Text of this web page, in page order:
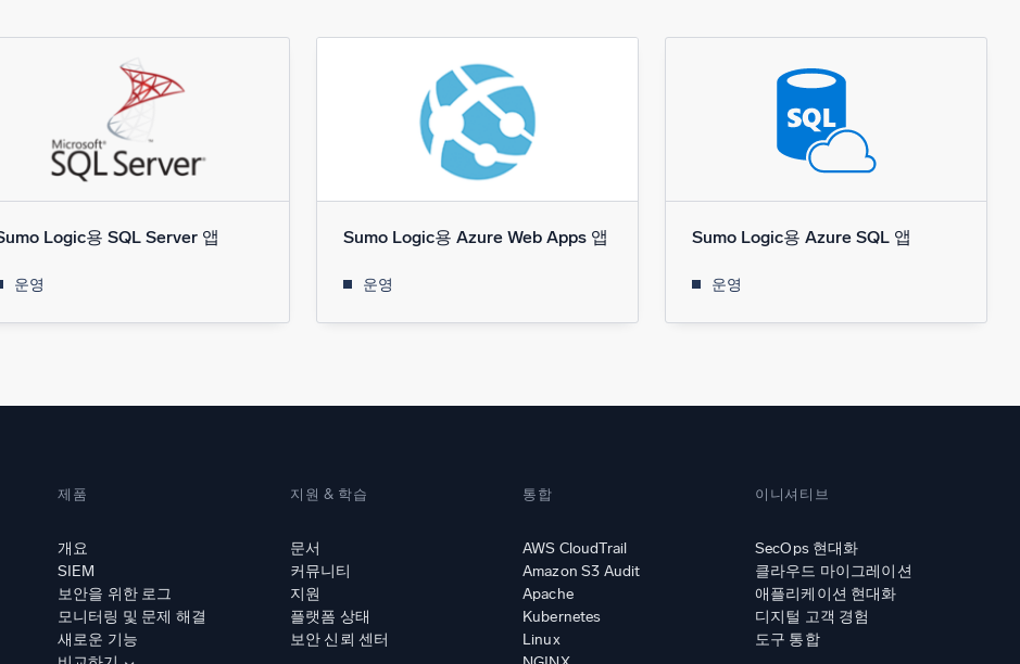
Logic용 SQL Server 앱
운영
Sumo Logic용 Azure Web Apps 앱
운영
Sumo Logic용 Azure SQL 앱
운영
제품
개요
SIEM
보안을 위한 로그
모니터링 및 문제 해결
새로운 기능
지원 & 학습
문서
커뮤니티
지원
플랫폼 상태
보안 신뢰 센터
통합
AWS CloudTrail
Amazon S3 Audit
Apache
Kubernetes
Linux
이니셔티브
SecOps 현대화
클라우드 마이그레이션
애플리케이션 현대화
디지털 고객 경험
도구 통합